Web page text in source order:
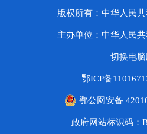
版权所有：中华人民
主办单位：中华人民
切换电脑
鄂ICP备
鄂公网安备
政府网站标识码：